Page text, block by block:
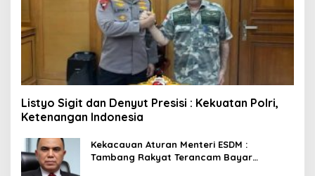
Listyo Sigit dan Denyut Presisi : Kekuatan Polri,
Ketenangan Indonesia
Kekacauan Aturan Menteri ESDM :
Tambang Rakyat Terancam Bayar